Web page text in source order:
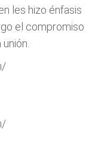
les hizo énfasis
el compromiso